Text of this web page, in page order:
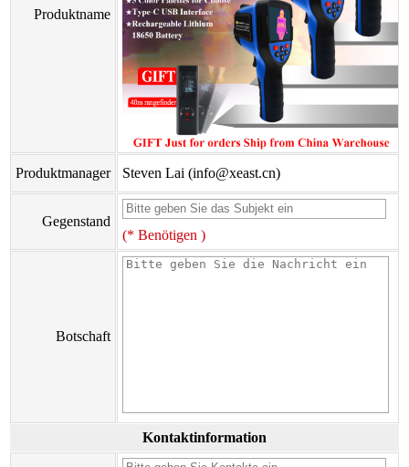
Produktname
Produktmanager Steven Lai (info@xeast.cn)
Gegenstand
(* Benötigen )
Botschaft
Kontaktinformation